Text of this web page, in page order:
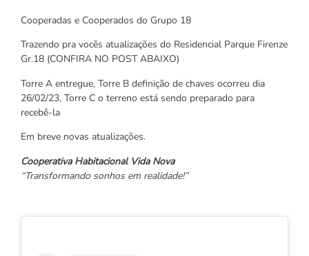
Cooperadas e Cooperados do Grupo 18
Trazendo pra vocês atualizações do Residencial Parque Firenze
Gr.18 (CONFIRA NO POST ABAIXO)
Torre A entregue, Torre B definição de chaves ocorreu dia
26/02/23, Torre C o terreno está sendo preparado para
recebê-la
Em breve novas atualizações.
Cooperativa Habitacional Vida Nova
“Transformando sonhos em realidade!”